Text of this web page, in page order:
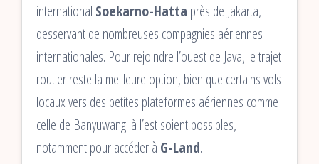
international Soekarno-Hatta près de Jakarta,
desservant de nombreuses compagnies aériennes
internationales. Pour rejoindre l’ouest de Java, le trajet
routier reste la meilleure option, bien que certains vols
locaux vers des petites plateformes aériennes comme
celle de Banyuwangi à l’est soient possibles,
notamment pour accéder à G-Land.